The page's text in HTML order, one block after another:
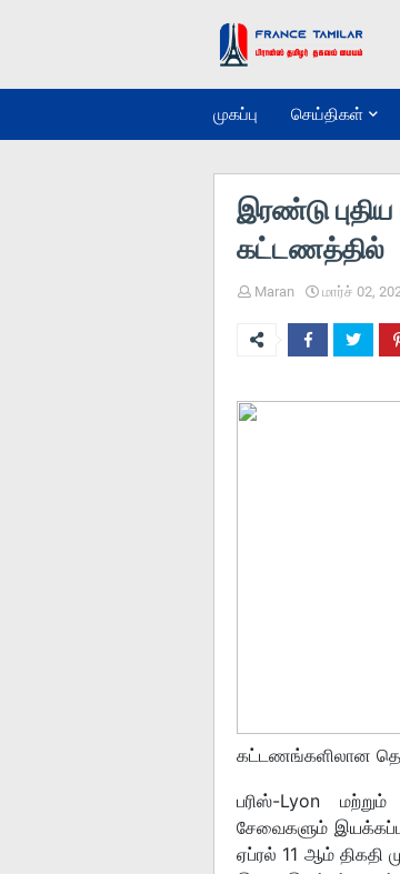
முகப்பு செய்திகள்
இரண்டு
கட்டணத்தில்
Maran மார்ச் 02,
கட்டணங்களிலான
பரிஸ்-Lyon
சேவைகளும்
ஏப்ரல் 11 ஆம் திகதி